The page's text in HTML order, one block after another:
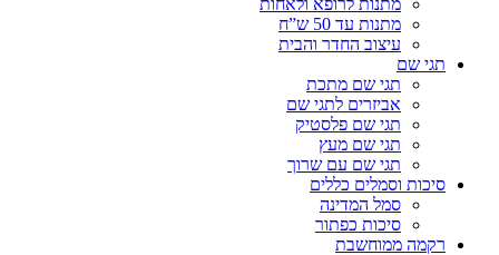
מתנות לרופא ולאחות
מתנות עד 50 ש”ח
עיצוב החדר והבית
תגי שם
תגי שם מתכת
אביזרים לתגי שם
תגי שם פלסטיק
תגי שם מעץ
תגי שם עם שרוך
סיכות וסמלים כללים
סמל המדינה
סיכות כפתור
רקמה ממוחשבת